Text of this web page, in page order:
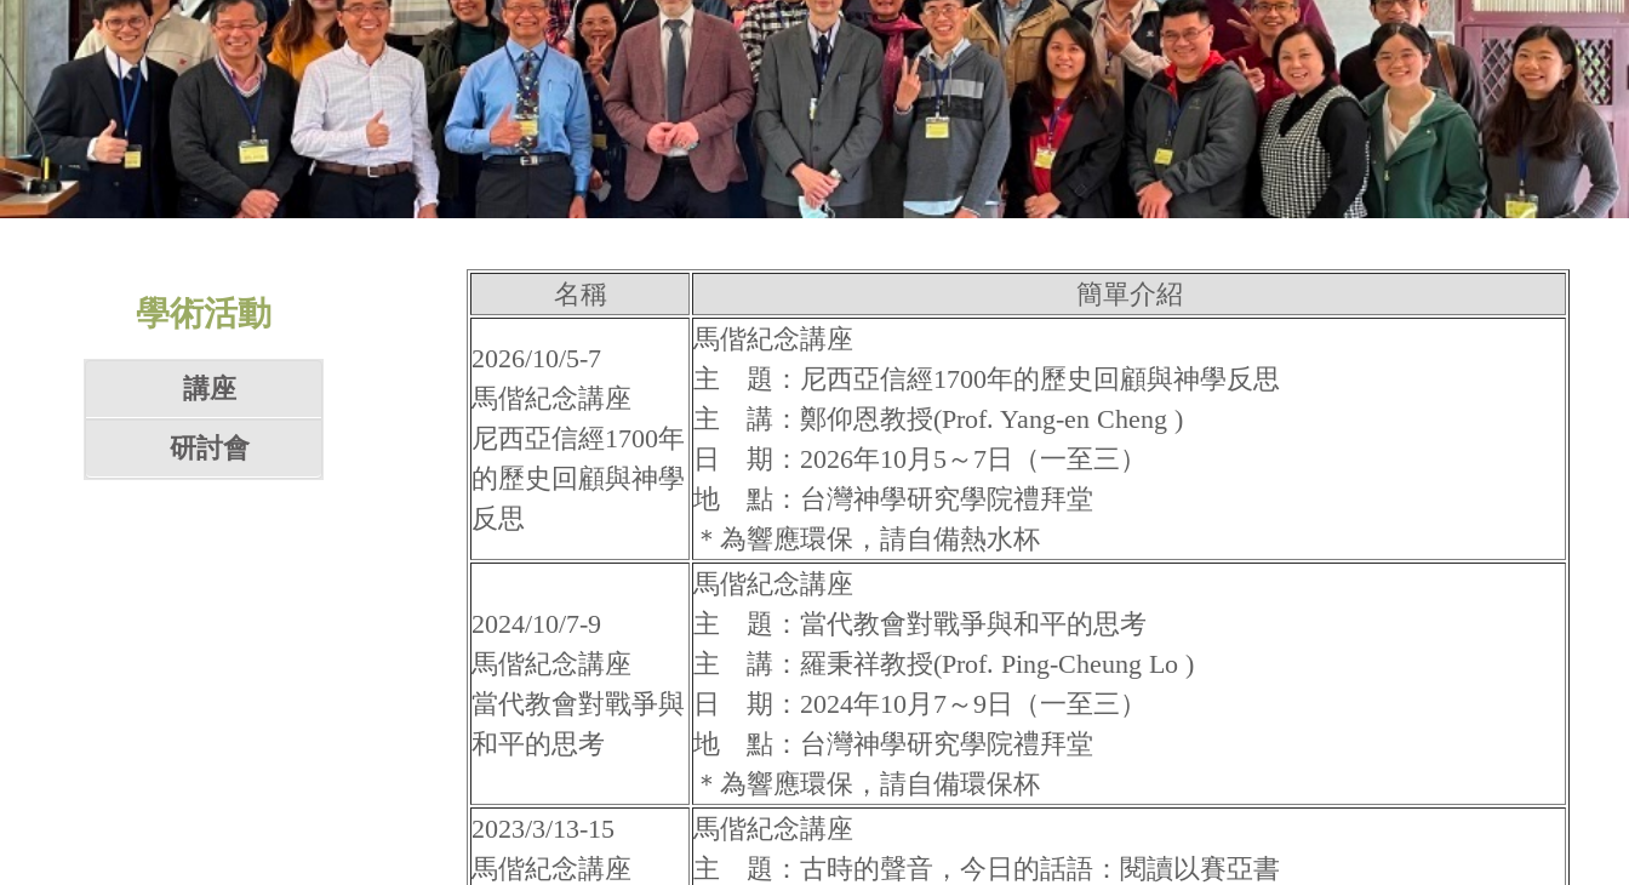
學術活動
講座
研討會
名稱 簡單介紹
2026/10/5-7
馬偕紀念講座
尼西亞信經1700年
的歷史回顧與神學
反思
馬偕紀念講座
主 題：尼西亞信經1700年的歷史回顧與神學反思
主 講：鄭仰恩教授(Prof. Yang-en Cheng )
日 期：2026年10月5～7日（一至三）
地 點：台灣神學研究學院禮拜堂
＊為響應環保，請自備熱水杯
2024/10/7-9
馬偕紀念講座
當代教會對戰爭與
和平的思考
馬偕紀念講座
主 題：當代教會對戰爭與和平的思考
主 講：羅秉祥教授(Prof. Ping-Cheung Lo )
日 期：2024年10月7～9日（一至三）
地 點：台灣神學研究學院禮拜堂
＊為響應環保，請自備環保杯
2023/3/13-15
馬偕紀念講座
馬偕紀念講座
主 題：古時的聲音，今日的話語：閱讀以賽亞書